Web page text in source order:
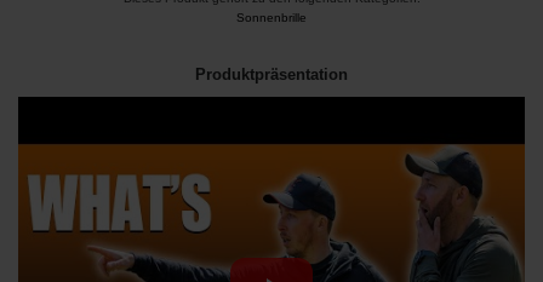
Sonnenbrille
Produktpräsentation